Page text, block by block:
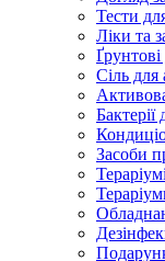
Тести
Ліки та
Сіль для
Бактерії
Засоби